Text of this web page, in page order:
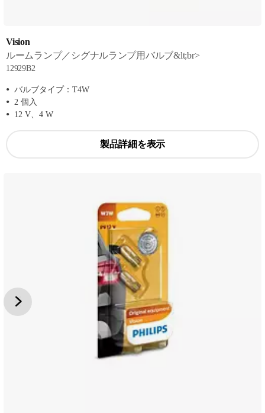
Vision
ルームランプ／シグナルランプ用バルブ&lt;br>
12929B2
バルブタイプ：T4W
2 個入
12 V、4 W
製品詳細を表示